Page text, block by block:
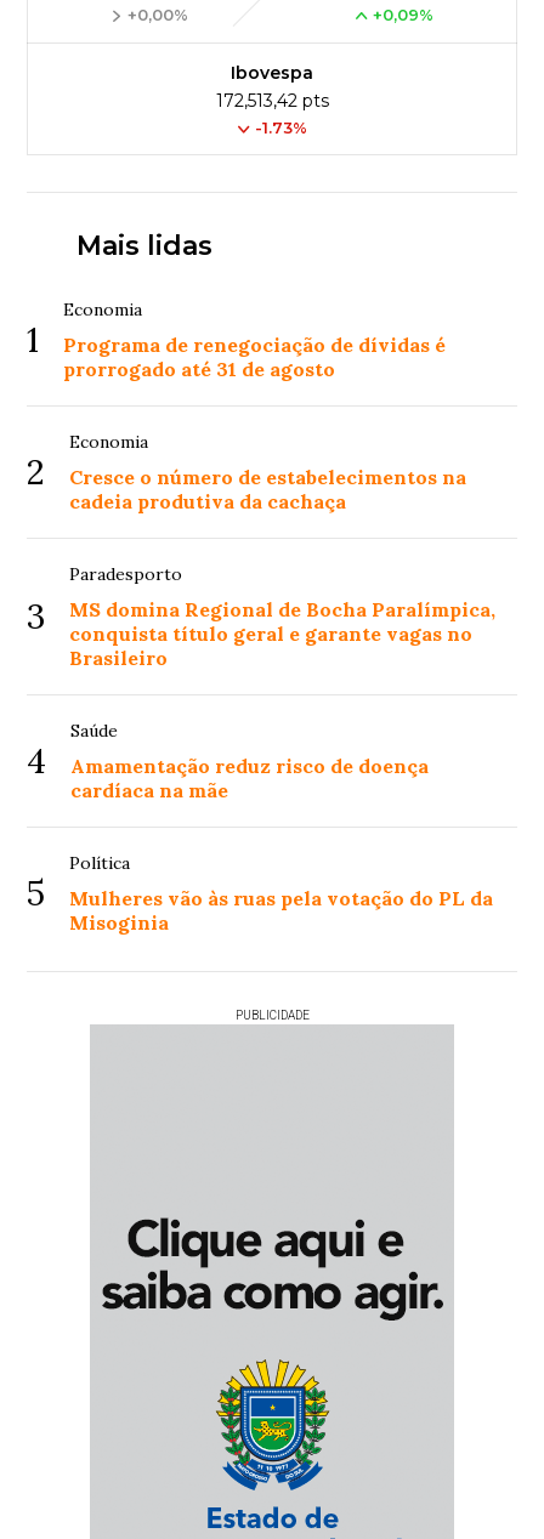
+0,00% +0,09%
Ibovespa
172,513,42 pts
-1.73%
Mais lidas
1
Economia
Programa de renegociação de dívidas é
prorrogado até 31 de agosto
2
Economia
Cresce o número de estabelecimentos na
cadeia produtiva da cachaça
3
Paradesporto
MS domina Regional de Bocha Paralímpica,
conquista título geral e garante vagas no
Brasileiro
4
Saúde
Amamentação reduz risco de doença
cardíaca na mãe
5
Política
Mulheres vão às ruas pela votação do PL da
Misoginia
PUBLICIDADE